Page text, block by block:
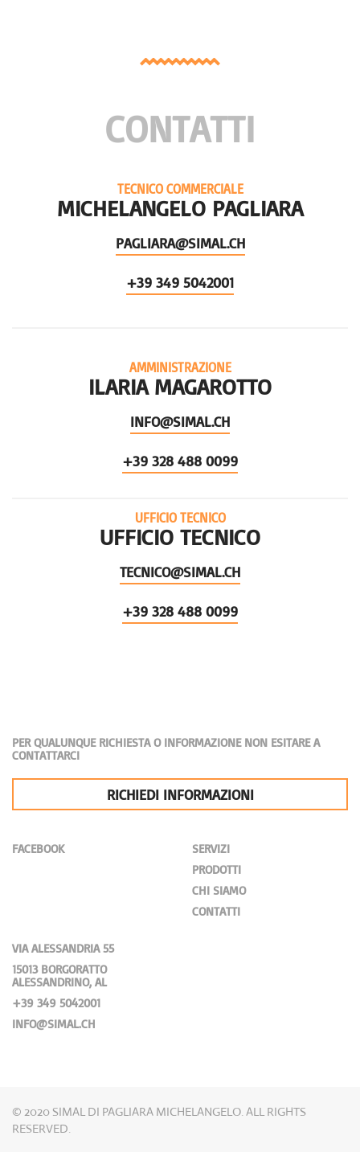
CONTATTI
TECNICO COMMERCIALE
MICHELANGELO PAGLIARA
PAGLIARA@SIMAL.CH
+39 349 5042001
AMMINISTRAZIONE
ILARIA MAGAROTTO
INFO@SIMAL.CH
+39 328 488 0099
UFFICIO TECNICO
UFFICIO TECNICO
TECNICO@SIMAL.CH
+39 328 488 0099
PER QUALUNQUE RICHIESTA O INFORMAZIONE NON ESITARE A
CONTATTARCI
RICHIEDI INFORMAZIONI
FACEBOOK
SERVIZI
PRODOTTI
CHI SIAMO
CONTATTI
VIA ALESSANDRIA 55
15013 BORGORATTO
ALESSANDRINO, AL
+39 349 5042001
INFO@SIMAL.CH
© 2020 SIMAL DI PAGLIARA MICHELANGELO. ALL RIGHTS
RESERVED.